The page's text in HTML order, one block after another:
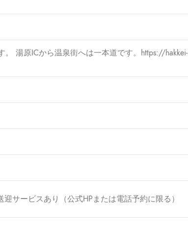
湯原ICから温泉街へは一本道です。https://hakkei-
サービスあり（公式HPまたは電話予約に限る）